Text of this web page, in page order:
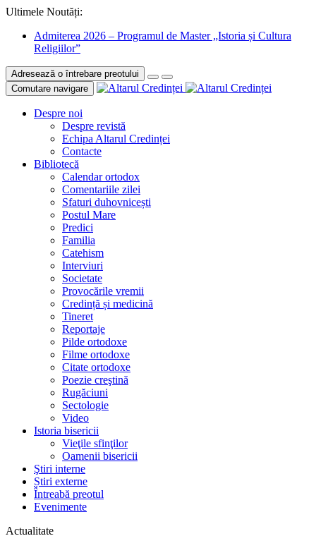
Ultimele Noutăți:
Admiterea 2026 – Programul de Master „Istoria și Cultura
Religiilor”
Adresează o întrebare preotului
Comutare navigare
Despre noi
Despre revistă
Echipa Altarul Credinței
Contacte
Bibliotecă
Calendar ortodox
Comentariile zilei
Sfaturi duhovnicești
Postul Mare
Predici
Familia
Catehism
Interviuri
Societate
Provocările vremii
Credință și medicină
Tineret
Reportaje
Pilde ortodoxe
Filme ortodoxe
Citate ortodoxe
Poezie creştină
Rugăciuni
Sectologie
Video
Istoria bisericii
Vieţile sfinţilor
Oamenii bisericii
Ştiri interne
Știri externe
Întreabă preotul
Evenimente
Actualitate